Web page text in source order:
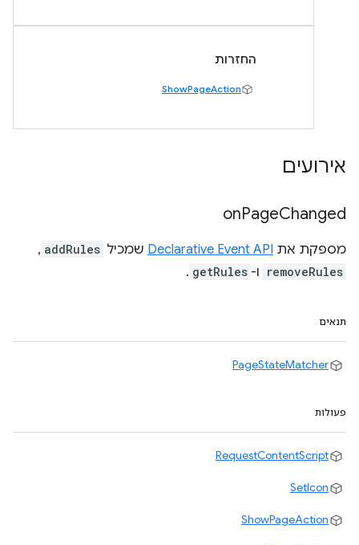
החזרות
ShowPageAction
אירועים
onPageChanged
מספקת את Declarative Event API שמכיל addRules
,
removeRules ו- getRules
.
תנאים
PageStateMatcher
פעולות
RequestContentScript
SetIcon
ShowPageAction